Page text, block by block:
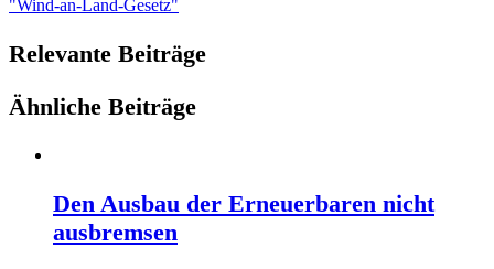
"Wind-an-Land-Gesetz"
Relevante Beiträge
Ähnliche Beiträge
Den Ausbau der Erneuerbaren nicht
ausbremsen